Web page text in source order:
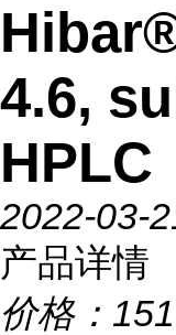
4.6,
HPLC
2022-03-
产品详情
价格：